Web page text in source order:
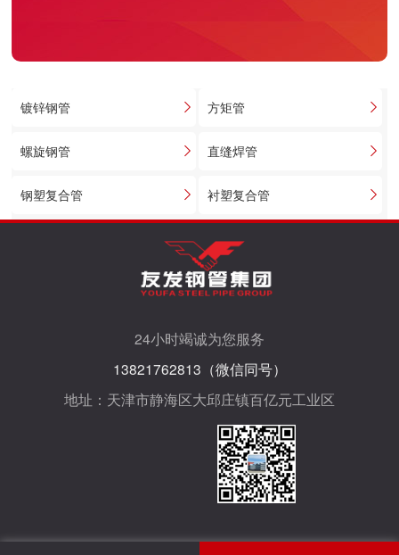
镀锌钢管 方矩管
螺旋钢管 直缝焊管
钢塑复合管 衬塑复合管
24小时竭诚为您服务
13821762813（微信同号）
地址：天津市静海区大邱庄镇百亿元工业区